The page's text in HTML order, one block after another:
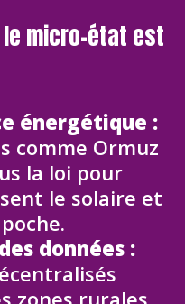
le micro-état est
énergétique :
comme Ormuz
la loi pour
le solaire et
données :